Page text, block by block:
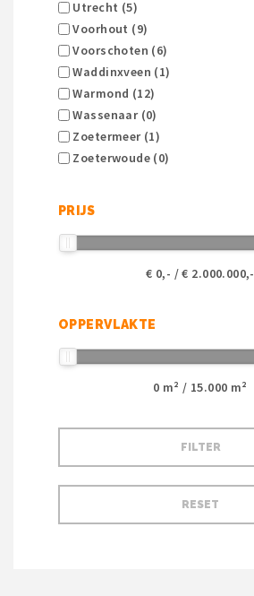
Utrecht (5)
Voorhout (9)
Voorschoten (6)
Waddinxveen (1)
Warmond (12)
Wassenaar (0)
Zoetermeer (1)
Zoeterwoude (0)
PRIJS
€ 0,- / € 2.000.000,-
OPPERVLAKTE
0 m² / 15.000 m²